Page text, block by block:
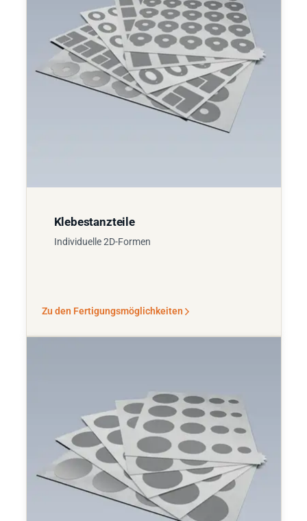
Klebestanzteile
Individuelle 2D-Formen
Zu den Fertigungsmöglichkeiten